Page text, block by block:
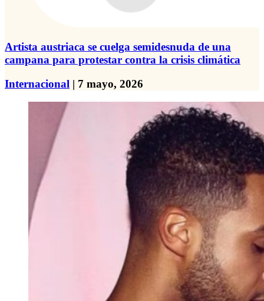
Artista austriaca se cuelga semidesnuda de una
campana para protestar contra la crisis climática
Internacional | 7 mayo, 2026